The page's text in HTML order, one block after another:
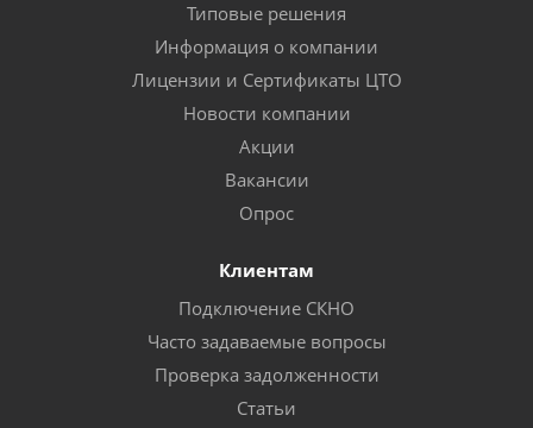
Типовые решения
Информация о компании
Лицензии и Сертификаты ЦТО
Новости компании
Акции
Вакансии
Опрос
Клиентам
Подключение СКНО
Часто задаваемые вопросы
Проверка задолженности
Статьи